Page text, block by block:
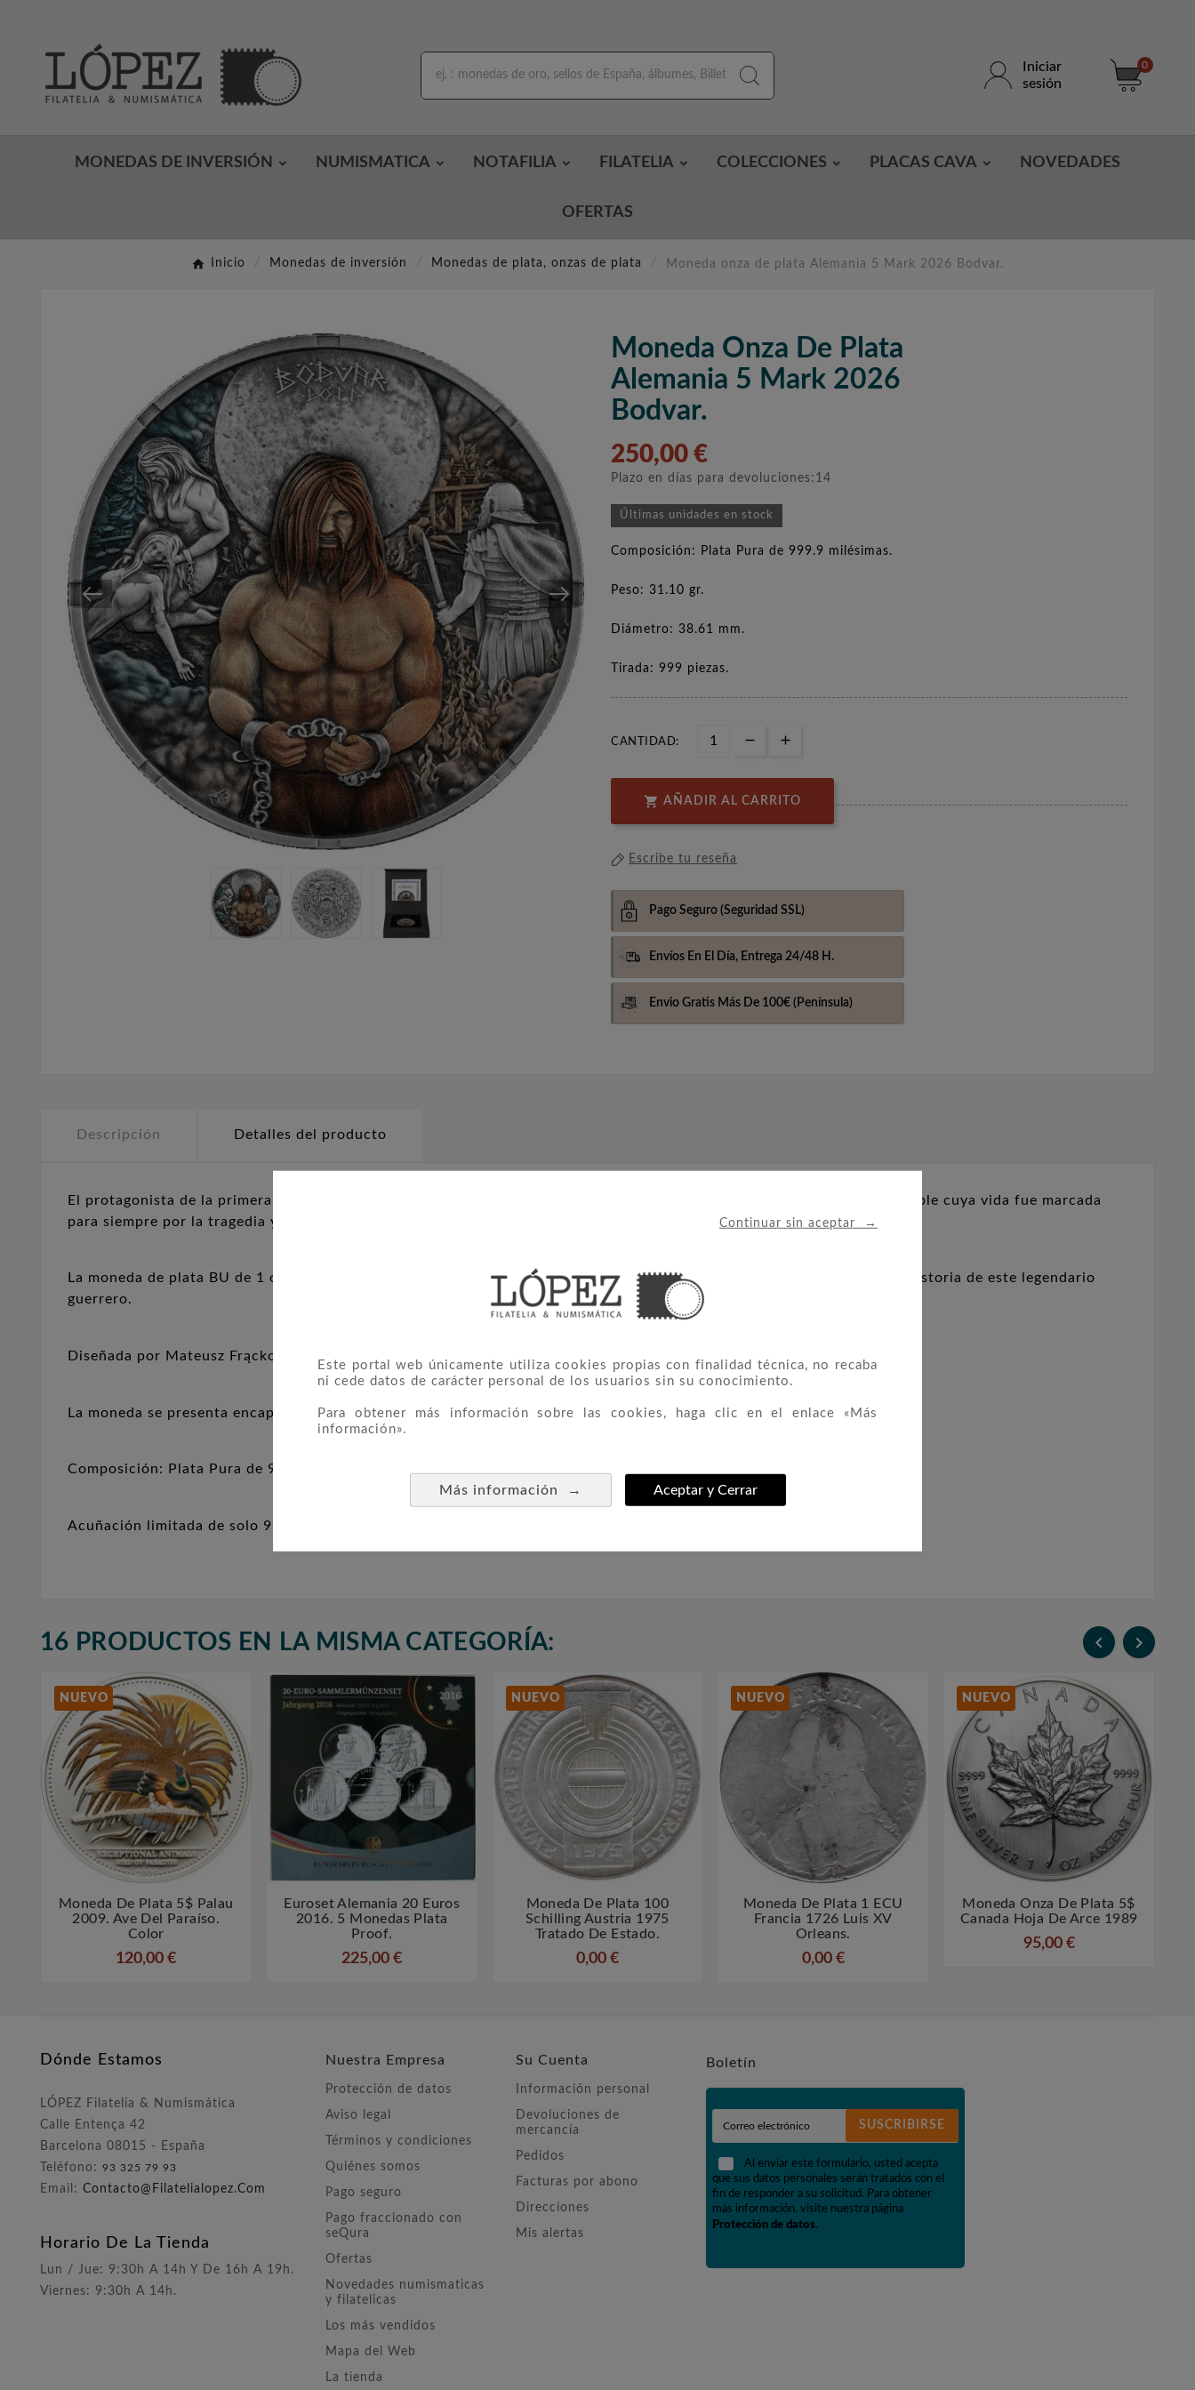
Continuar sin aceptar →
Este portal web únicamente utiliza cookies propias con finalidad técnica, no recaba
ni cede datos de carácter personal de los usuarios sin su conocimiento.
Para obtener más información sobre las cookies, haga clic en el enlace «Más
información».
Más información → Aceptar y Cerrar
Iniciar
sesión
0
MONEDAS DE INVERSIÓN NUMISMATICA NOTAFILIA FILATELIA COLECCIONES PLACAS CAVA NOVEDADES
OFERTAS
Inicio Monedas de inversión Monedas de plata, onzas de plata Moneda onza de plata Alemania 5 Mark 2026 Bodvar.
Moneda Onza De Plata
Alemania 5 Mark 2026
Bodvar.
250,00 €
Plazo en días para devoluciones:14
Últimas unidades en stock
Composición: Plata Pura de 999.9 milésimas.
Peso: 31.10 gr.
Diámetro: 38.61 mm.
Tirada: 999 piezas.
CANTIDAD:
 AÑADIR AL CARRITO
Escribe tu reseña
Pago Seguro (Seguridad SSL)
Envíos En El Día, Entrega 24/48 H.
Envio Gratis Más De 100€ (Península)
Descripción Detalles del producto
El protagonista de la primera moneda de la nueva serie Saga de Bödvar de Germania Mint, es Bödvar, el guerrero invencible cuya vida fue marcada
para siempre por la tragedia y su sed de justicia.
La moneda de plata BU de 1 oz de la serie Saga de Bödvar: Pérdida, de 2026, celebra la fuerza, el coraje y la dramática historia de este legendario
guerrero.
Diseñada por Mateusz Frąckowiak, la moneda captura el dramatismo y el heroísmo del mundo de Bödvar.
La moneda se presenta encapsulada en estuche original, junto con su Certificado de Autenticidad.
Composición: Plata Pura de 999.9 milésimas. Peso: 31.10 gr. Diámetro: 38.61 mm.
Acuñación limitada de solo 999 piezas en todo el mundo.
16 PRODUCTOS EN LA MISMA CATEGORÍA:  
NUEVO
 
Moneda De Plata 5$ Palau
2009. Ave Del Paraíso.
Color
120,00 €
 
Euroset Alemania 20 Euros
2016. 5 Monedas Plata
Proof.
225,00 €
NUEVO
 
Moneda De Plata 100
Schilling Austria 1975
Tratado De Estado.
0,00 €
NUEVO
 
Moneda De Plata 1 ECU
Francia 1726 Luis XV
Orleans.
0,00 €
NUEVO
 
Moneda Onza De Plata 5$
Canada Hoja De Arce 1989
95,00 €
Dónde Estamos
LÓPEZ Filatelia & Numismática
Calle Entença 42
Barcelona 08015 - España
Teléfono: 93 325 79 93
Email: Contacto@filatelialopez.com
Horario De La Tienda
Lun / Jue: 9:30h A 14h Y De 16h A 19h.
Viernes: 9:30h A 14h.
Nuestra Empresa
Protección de datos
Aviso legal
Términos y condiciones
Quiénes somos
Pago seguro
Pago fraccionado con
seQura
Ofertas
Novedades numismaticas
y filatelicas
Los más vendidos
Mapa del Web
La tienda
Su Cuenta
Información personal
Devoluciones de
mercancía
Pedidos
Facturas por abono
Direcciones
Mis alertas
Boletín
SUSCRIBIRSE
Al enviar este formulario, usted acepta
que sus datos personales serán tratados con el
fin de responder a su solicitud. Para obtener
más información, visite nuestra página
Protección de datos.